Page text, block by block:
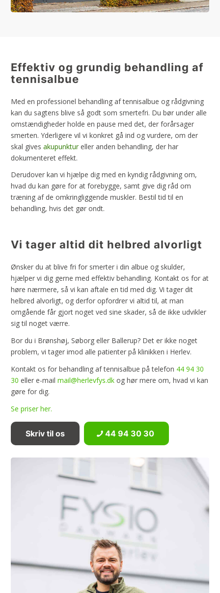
Effektiv og grundig behandling af
tennisalbue
Med en professionel behandling af tennisalbue og rådgivning
kan du sagtens blive så godt som smertefri. Du bør under alle
omstændigheder holde en pause med det, der forårsager
smerten. Yderligere vil vi konkret gå ind og vurdere, om der
skal givesakupunktureller anden behandling, der har
dokumenteret effekt.​
Derudover kan vi hjælpe dig med en kyndig rådgivning om,
hvad du kan gøre for at forebygge, samt give dig råd om
træning af de omkringliggende muskler. Bestil tid til en
behandling, hvis det gør ondt.
Vi tager altid dit helbred alvorligt
Ønsker du at blive fri for smerter i din albue og skulder,
hjælper vi dig gerne med effektiv behandling. Kontakt os for at
høre nærmere, så vi kan aftale en tid med dig. Vi tager dit
helbred alvorligt, og derfor opfordrer vi altid til, at man
omgående får gjort noget ved sine skader, så de ikke udvikler
sig til noget værre.
​Bor du i Brønshøj, Søborg eller Ballerup? Det er ikke noget
problem, vi tager imod alle patienter på klinikken i Herlev.
Kontakt os for behandling af tennisalbue på telefon 44 94 30
30 eller e-mailmail@herlevfys.dk og hør mere om, hvad vi kan
gøre for dig.
Se priser her.
Skriv til os 44 94 30 30